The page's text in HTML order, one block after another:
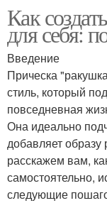
Как
для себя:
Введение
Прическа
стиль, который
повседневная
Она идеально
добавляет образу
расскажем вам,
самостоятельно,
следующие